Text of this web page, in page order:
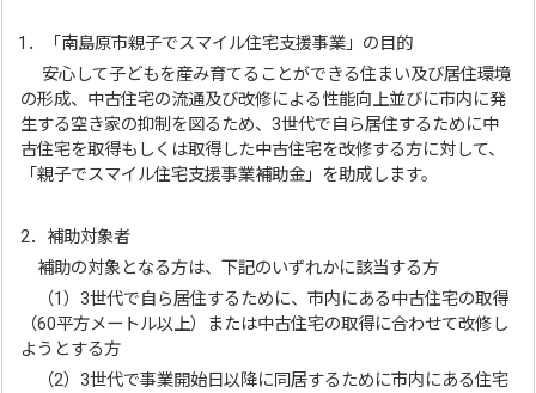
1．「南島原市親子でスマイル住宅支援事業」の目的
安心して子どもを産み育てることができる住まい及び居住環境
の形成、中古住宅の流通及び改修による性能向上並びに市内に発
生する空き家の抑制を図るため、3世代で自ら居住するために中
古住宅を取得もしくは取得した中古住宅を改修する方に対して、
「親子でスマイル住宅支援事業補助金」を助成します。
2．補助対象者
補助の対象となる方は、下記のいずれかに該当する方
（1）3世代で自ら居住するために、市内にある中古住宅の取得
（60平方メートル以上）または中古住宅の取得に合わせて改修し
ようとする方
（2）3世代で事業開始日以降に同居するために市内にある住宅